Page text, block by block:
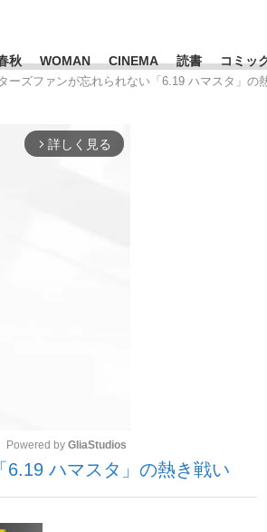
観る将棋、読む将棋
秋 WOMAN CINEMA 読書 コミッ
ズファンが忘れられない「6.19 ハマスタ」の
arrow_forward_ios 詳しく見る
Mute
Powered by GliaStudios
ハマスタ」の熱き戦い